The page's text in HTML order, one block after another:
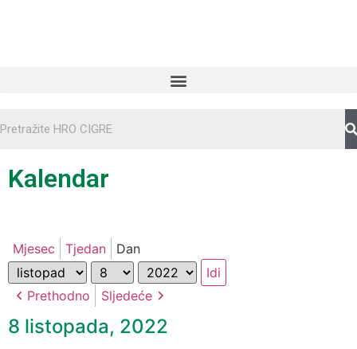
Kalendar
Mjesec Tjedan
Dan
Mjesec
Dan
Godina
Prethodno
Sljedeće
8 listopada, 2022